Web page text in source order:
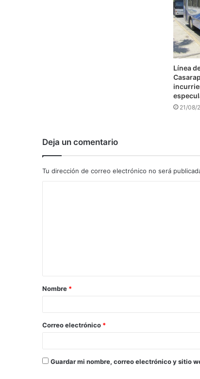
Línea
21/08/
Deja un comentario
Tu dirección de correo electrónico no será
a
r
*
Nombre *
Correo electrónico *
Guardar mi nombre, correo electrónico y sitio